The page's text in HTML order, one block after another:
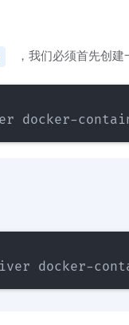
，我们必须首先创